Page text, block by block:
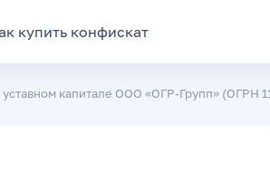
купить конфискат
уставном капитале ООО «ОГР-Групп» (ОГРН